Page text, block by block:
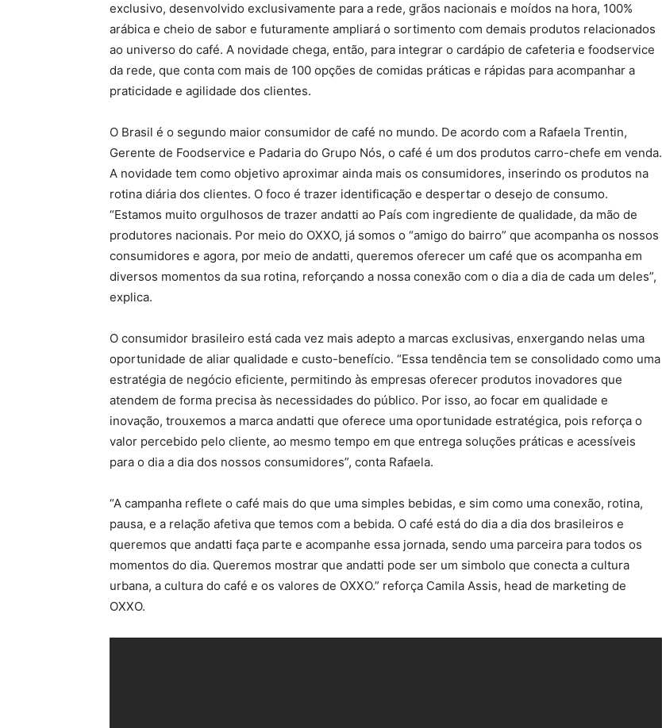
exclusivo, desenvolvido exclusivamente para a rede, grãos nacionais e moídos na hora, 100%
arábica e cheio de sabor e futuramente ampliará o sortimento com demais produtos relacionados
ao universo do café. A novidade chega, então, para integrar o cardápio de cafeteria e foodservice
da rede, que conta com mais de 100 opções de comidas práticas e rápidas para acompanhar a
praticidade e agilidade dos clientes.
O Brasil é o segundo maior consumidor de café no mundo. De acordo com a Rafaela Trentin,
Gerente de Foodservice e Padaria do Grupo Nós, o café é um dos produtos carro-chefe em venda.
A novidade tem como objetivo aproximar ainda mais os consumidores, inserindo os produtos na
rotina diária dos clientes. O foco é trazer identificação e despertar o desejo de consumo.
“Estamos muito orgulhosos de trazer andatti ao País com ingrediente de qualidade, da mão de
produtores nacionais. Por meio do OXXO, já somos o “amigo do bairro” que acompanha os nossos
consumidores e agora, por meio de andatti, queremos oferecer um café que os acompanha em
diversos momentos da sua rotina, reforçando a nossa conexão com o dia a dia de cada um deles”,
explica.
O consumidor brasileiro está cada vez mais adepto a marcas exclusivas, enxergando nelas uma
oportunidade de aliar qualidade e custo-benefício. “Essa tendência tem se consolidado como uma
estratégia de negócio eficiente, permitindo às empresas oferecer produtos inovadores que
atendem de forma precisa às necessidades do público. Por isso, ao focar em qualidade e
inovação, trouxemos a marca andatti que oferece uma oportunidade estratégica, pois reforça o
valor percebido pelo cliente, ao mesmo tempo em que entrega soluções práticas e acessíveis
para o dia a dia dos nossos consumidores”, conta Rafaela.
“A campanha reflete o café mais do que uma simples bebidas, e sim como uma conexão, rotina,
pausa, e a relação afetiva que temos com a bebida. O café está do dia a dia dos brasileiros e
queremos que andatti faça parte e acompanhe essa jornada, sendo uma parceira para todos os
momentos do dia. Queremos mostrar que andatti pode ser um simbolo que conecta a cultura
urbana, a cultura do café e os valores de OXXO.” reforça Camila Assis, head de marketing de
OXXO.